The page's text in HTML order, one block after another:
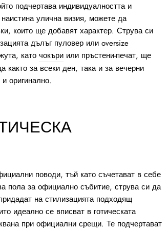
подчертава индивидуалността и
улична визия, можете да
които ще добавят характер. Струва си
дълъг пуловер или oversize
каточокъри или пръстени-печат, ще
за всеки ден, така и за вечерни
оригинално.
поводи, тъй като съчетават в себе
пола за официално събитие, струва си да
на стилизацията подходящ
идеално се вписват в готическата
при официални срещи. Те подчертават